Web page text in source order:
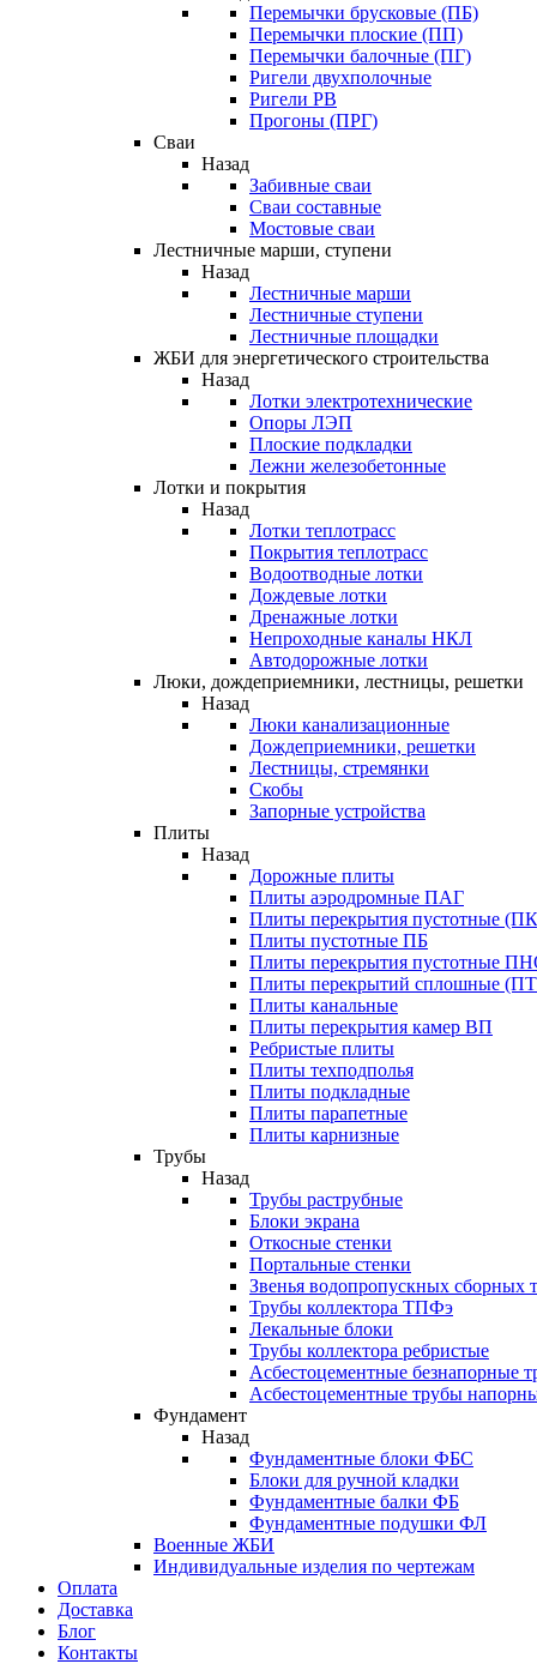
Перемычки брусковые (ПБ)
Перемычки плоские (ПП)
Перемычки балочные (ПГ)
Ригели двухполочные
Ригели РВ
Прогоны (ПРГ)
Сваи
Назад
Забивные сваи
Сваи составные
Мостовые сваи
Лестничные марши, ступени
Назад
Лестничные марши
Лестничные ступени
Лестничные площадки
ЖБИ для энергетического строительства
Назад
Лотки электротехнические
Опоры ЛЭП
Плоские подкладки
Лежни железобетонные
Лотки и покрытия
Назад
Лотки теплотрасс
Покрытия теплотрасс
Водоотводные лотки
Дождевые лотки
Дренажные лотки
Непроходные каналы НКЛ
Автодорожные лотки
Люки, дождеприемники, лестницы, решетки
Назад
Люки канализационные
Дождеприемники, решетки
Лестницы, стремянки
Скобы
Запорные устройства
Плиты
Назад
Дорожные плиты
Плиты аэродромные ПАГ
Плиты перекрытия пустотные
Плиты пустотные ПБ
Плиты перекрытия пустотные
Плиты перекрытий сплошные
Плиты канальные
Плиты перекрытия камер ВП
Ребристые плиты
Плиты техподполья
Плиты подкладные
Плиты парапетные
Плиты карнизные
Трубы
Назад
Трубы раструбные
Блоки экрана
Откосные стенки
Портальные стенки
Звенья водопропускных сборных
Трубы коллектора ТПФэ
Лекальные блоки
Трубы коллектора ребристые
Асбестоцементные безнапорные
Асбестоцементные трубы
Фундамент
Назад
Фундаментные блоки ФБС
Блоки для ручной кладки
Фундаментные балки ФБ
Фундаментные подушки ФЛ
Военные ЖБИ
Индивидуальные изделия по чертежам
Оплата
Доставка
Блог
Контакты